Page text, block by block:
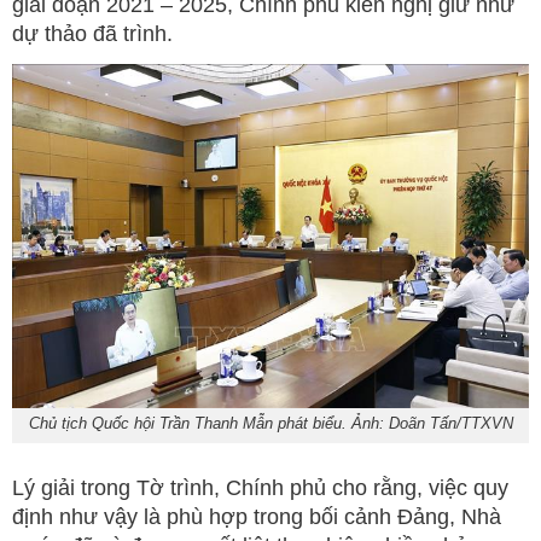
giai đoạn 2021 – 2025, Chính phủ kiến nghị giữ như
dự thảo đã trình.
Chủ tịch Quốc hội Trần Thanh Mẫn phát biểu. Ảnh: Doãn Tấn/TTXVN
Lý giải trong Tờ trình, Chính phủ cho rằng, việc quy
định như vậy là phù hợp trong bối cảnh Đảng, Nhà